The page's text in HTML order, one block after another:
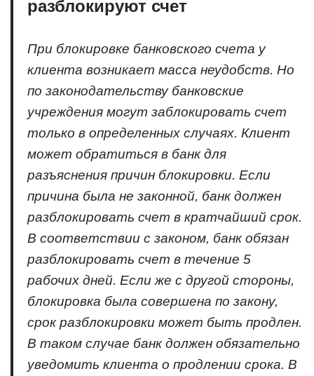
разблокируют счет
При блокировке банковского счета у
клиента возникает масса неудобств. Но
по законодательству банковские
учреждения могут заблокировать счет
только в определенных случаях. Клиент
может обратиться в банк для
разъяснения причин блокировки. Если
причина была не законной, банк должен
разблокировать счет в кратчайший срок.
В соответствии с законом, банк обязан
разблокировать счет в течение 5
рабочих дней. Если же с другой стороны,
блокировка была совершена по закону,
срок разблокировки может быть продлен.
В таком случае банк должен обязательно
уведомить клиента о продлении срока. В